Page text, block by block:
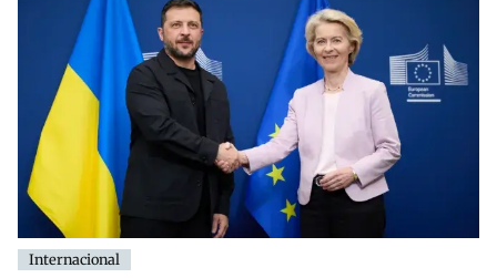
Internacional